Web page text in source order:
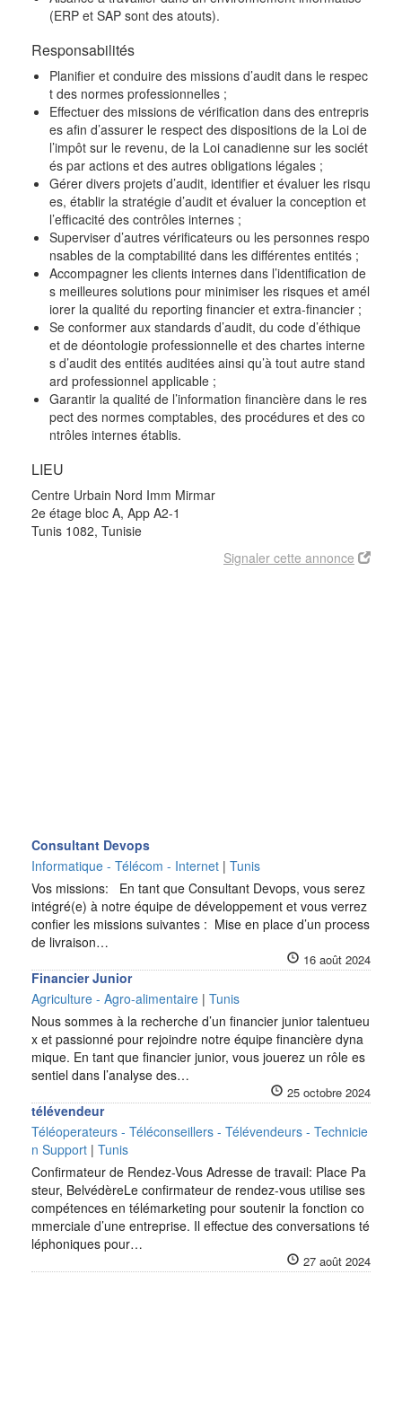
(ERP et SAP sont des atouts).
Responsabilités
Planifier et conduire des missions d’audit dans le respec
t des normes professionnelles ;
Effectuer des missions de vérification dans des entrepris
es afin d’assurer le respect des dispositions de la Loi de
l’impôt sur le revenu, de la Loi canadienne sur les sociét
és par actions et des autres obligations légales ;
Gérer divers projets d’audit, identifier et évaluer les risqu
es, établir la stratégie d’audit et évaluer la conception et
l’efficacité des contrôles internes ;
Superviser d’autres vérificateurs ou les personnes respo
nsables de la comptabilité dans les différentes entités ;
Accompagner les clients internes dans l’identification de
s meilleures solutions pour minimiser les risques et amél
iorer la qualité du reporting financier et extra-financier ;
Se conformer aux standards d’audit, du code d’éthique
et de déontologie professionnelle et des chartes interne
s d’audit des entités auditées ainsi qu’à tout autre stand
ard professionnel applicable ;
Garantir la qualité de l’information financière dans le res
pect des normes comptables, des procédures et des co
ntrôles internes établis.
LIEU
Centre Urbain Nord Imm Mirmar
2e étage bloc A, App A2-1
Tunis 1082, Tunisie
Signaler cette annonce
Consultant Devops
Informatique - Télécom - Internet | Tunis
Vos missions: En tant que Consultant Devops, vous serez
intégré(e) à notre équipe de développement et vous verrez
confier les missions suivantes : Mise en place d’un process
de livraison…
16 août 2024
Financier Junior
Agriculture - Agro-alimentaire | Tunis
Nous sommes à la recherche d’un financier junior talentueu
x et passionné pour rejoindre notre équipe financière dyna
mique. En tant que financier junior, vous jouerez un rôle es
sentiel dans l’analyse des…
25 octobre 2024
télévendeur
Téléoperateurs - Téléconseillers - Télévendeurs - Technicie
n Support | Tunis
Confirmateur de Rendez-Vous Adresse de travail: Place Pa
steur, BelvédèreLe confirmateur de rendez-vous utilise ses
compétences en télémarketing pour soutenir la fonction co
mmerciale d’une entreprise. Il effectue des conversations té
léphoniques pour…
27 août 2024